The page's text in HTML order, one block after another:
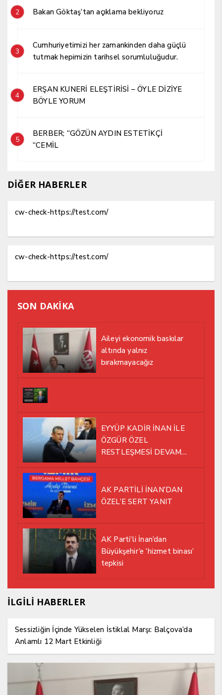
2 Bakan Göktaş’tan açıklama bekliyoruz
3
Cumhuriyetimizi her zamankinden daha güçlü
tutmak hepimizin tarihsel sorumluluğudur.
4
ERŞAN KUNERİ ELEŞTİRİSİ – ÖYLE DİZİYE
BÖYLE YORUM
5
BERBER; “GÖZÜN AYDIN ESTETİKÇİ
“CEMİL
DİĞER HABERLER
cw-check-https://test.com/
cw-check-https://test.com/
SON DAKİKA
Aileyi ekonomik baskılar
altında yalnız
bırakmayacağız
EYYÜP KADİR İNAN İLE
ÖZGÜR ÖZEL
RESTLEŞMESİ DEVAM
AK PARTİLİ İNAN’DAN
ÖZEL’E SERT YANIT
AK Parti’li İnan’dan
Büyükşehir’e ‘hizmet binası’
tepkisi
İLGİLİ HABERLER
Sessizliğin İçinde Yükselen İstiklal Marşı: Balçova’da
Anlamlı 12 Mart Etkinliği